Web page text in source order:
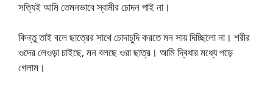
সত্যিই আমি তেমনভাবে স্বামীর চোদন পাই না।
কিন্তু তাই বলে ছাত্রের সাথে চোদাচুদি করতে মন সায় দিচ্ছিলো না। শরীর
ওদের লেওড়া চাইছে, মন বলছে ওরা ছাত্র। আমি দ্বিধার মধ্যে পড়ে
গেলাম।